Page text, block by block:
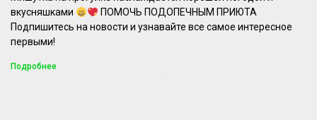
вкусняшками
ПОМОЧЬ ПОДОПЕЧНЫМ ПРИЮТА
Подпишитесь на новости и узнавайте все самое интересное
первыми!
Подробнее